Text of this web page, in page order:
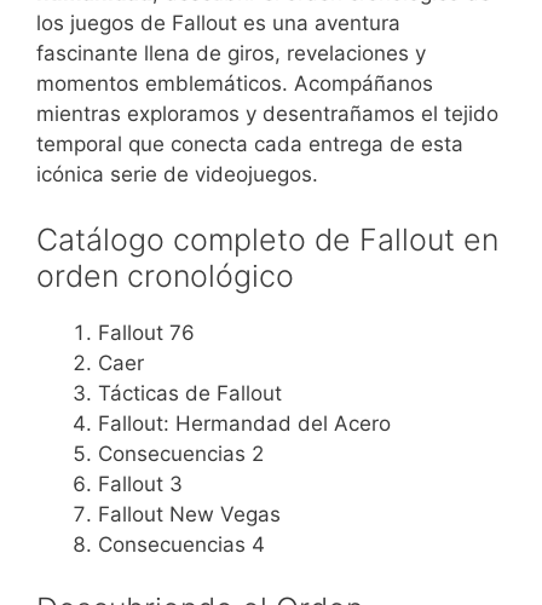
los juegos de Fallout es una aventura
fascinante llena de giros, revelaciones y
momentos emblemáticos. Acompáñanos
mientras exploramos y desentrañamos el tejido
temporal que conecta cada entrega de esta
icónica serie de videojuegos.
Catálogo completo de Fallout en
orden cronológico
Fallout 76
Caer
Tácticas de Fallout
Fallout: Hermandad del Acero
Consecuencias 2
Fallout 3
Fallout New Vegas
Consecuencias 4